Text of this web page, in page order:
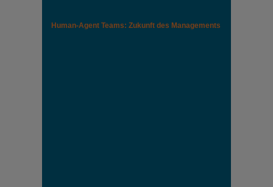
Human-Agent Teams: Zukunft des Managements